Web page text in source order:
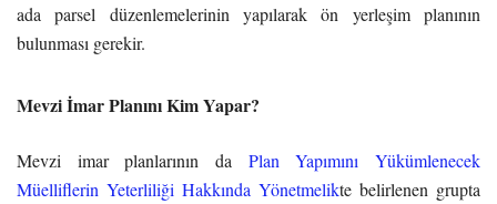
ada parsel düzenlemelerinin yapılarak ön yerleşim planının
bulunması gerekir.
Mevzi İmar Planını Kim Yapar?
Mevzi imar planlarının da Plan Yapımını Yükümlenecek
Müelliflerin Yeterliliği Hakkında Yönetmelikte belirlenen grupta